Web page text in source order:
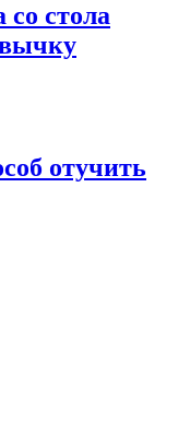
стола
отучить